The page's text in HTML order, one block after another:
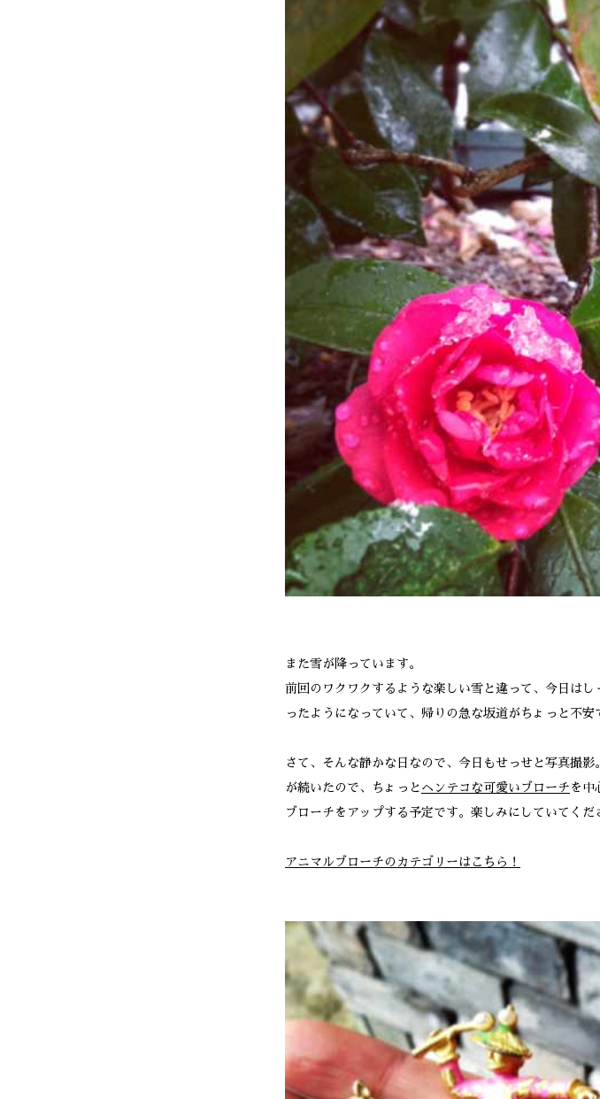
また雪が降っています。
前回のワクワクするような楽しい雪と違って、今日は
ったようになっていて、帰りの急な坂道がちょっと不安
さて、そんな静かな日なので、今日もせっせと写真撮
が続いたので、ちょっと ヘンテコな可愛いブローチ を中
ブローチをアップする予定です。楽しみにしていてくだ
アニマルブローチのカテゴリーはこちら！